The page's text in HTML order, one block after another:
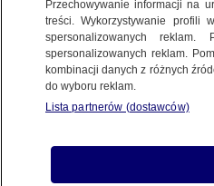
12.03.2022, 20:32
Udostępnij
Przechowywanie informacji na
treści. Wykorzystywanie profili
spersonalizowanych
spersonalizowanych reklam.
kombinacji danych z różnych
do wyboru reklam.
Lista partnerów (dostawców)